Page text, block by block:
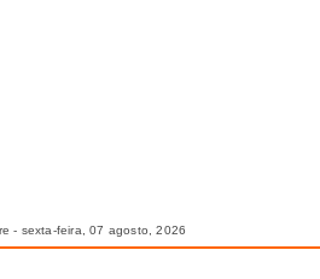
- sexta-feira, 07 agosto, 2026